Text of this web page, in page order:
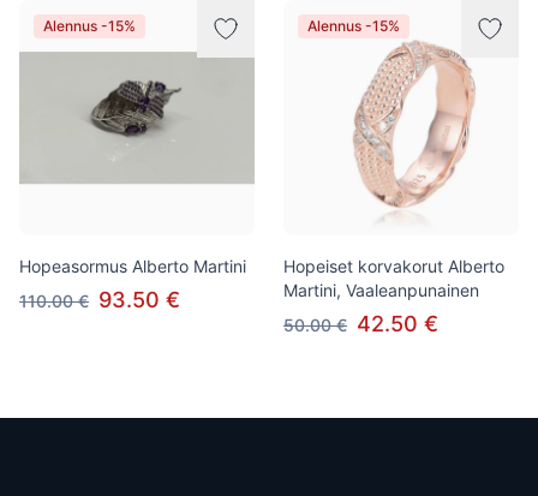
Alennus -15%
Hopeasormus Alberto Martini
110.00 € 93.50 €
Alennus -15%
Hopeiset korvakorut Alberto
Martini, Vaaleanpunainen
50.00 € 42.50 €